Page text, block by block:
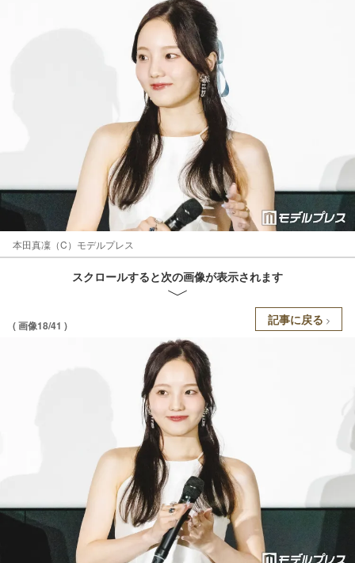
本田真凜（C）モデルプレス
スクロールすると次の画像が表示されます
( 画像18/41 ) 記事に戻る